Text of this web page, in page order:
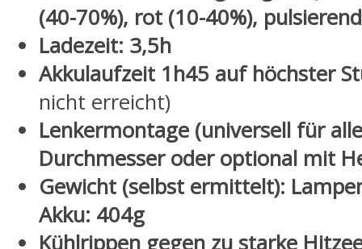
(40-70%), rot (10-40%),
Ladezeit: 3,5h
Akkulaufzeit 1h45 auf höchster
nicht erreicht)
Lenkermontage (universell für alle
Durchmesser oder optional mit
Gewicht (selbst ermittelt):
Akku: 404g
Kühlrippen gegen zu starke